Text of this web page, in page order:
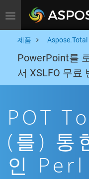
Toggle navigation
제품 Aspose.Total
PowerPoint를
서 XSLFO 무료
POT
(를) 통
인 Perl